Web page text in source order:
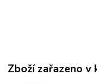
Zboží zařazeno v